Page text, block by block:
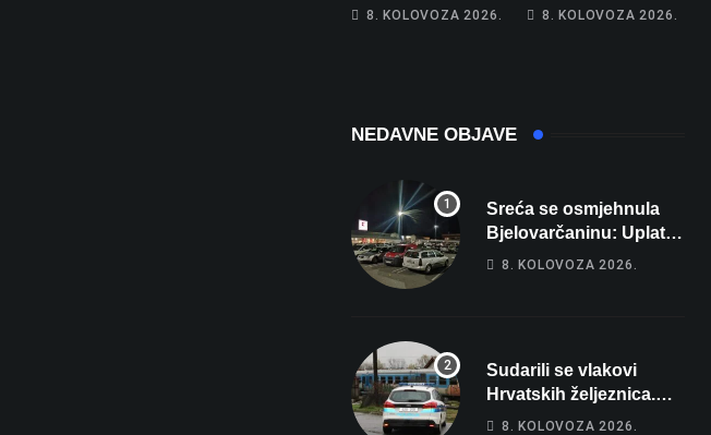
Hrebak danas u
prvenstva
8. KOLOVOZA 2026.
Na cestama su
8. KOLOVOZA 2026.
NEDAVNE OBJAVE
Sreća se osmjehnula
Bjelovarčaninu: Uplatio
samo 4 eura, a osvojio
8. KOLOVOZA 2026.
Sudarili se vlakovi
Hrvatskih željeznica.
Šestero osoba teško
8. KOLOVOZA 2026.